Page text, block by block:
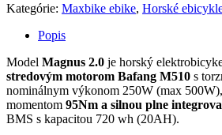
Kategórie: Maxbike ebike, Horské
Popis
Model Magnus 2.0 je horský
stredovým motorom Bafang M510 s
nominálnym výkonom 250W (max
momentom 95Nm a silnou plne
BMS s kapacitou 720 wh (20AH).